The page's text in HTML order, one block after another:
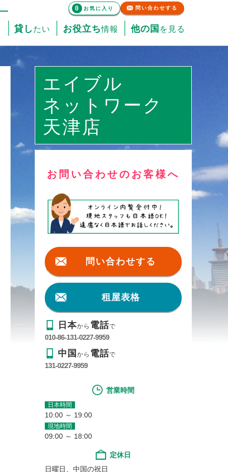
貸し たい お役立ち情報 他の国 を見る
0 お気に入り 問い合わせする
エイブル
ネットワーク
天津店
お問い合わせのお客様へ
問い合わせする
租屋表格
日本から 電話で
010-86-131-0227-9959
中国から 電話で
131-0227-9959
営業時間
日本時間
10:00 ～ 19:00
現地時間
09:00 ～ 18:00
定休日
日曜日、中国の祝日